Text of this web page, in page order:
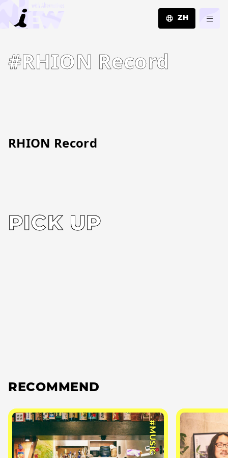
ZH
#RHION Record
RHION Record
PICK UP
RECOMMEND
#MUSIC